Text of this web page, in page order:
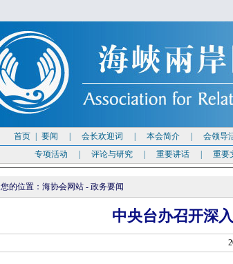
首页 要闻 会长欢迎词 本会简介 会领导
专项活动
评论与研究 重要讲话 重要
您的位置： 海协会网站 - 政务要闻
中央台办召开深